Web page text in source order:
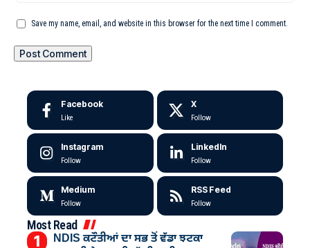
Save my name, email, and website in this browser for the next time I comment.
Facebook
Like
X
Follow
Instagram
Follow
LinkedIn
Follow
Medium
Follow
RSS Feed
Follow
Most Read
NDIS ਕਟੌਤੀਆਂ ਦਾ ਸਭ ਤੋਂ ਵੱਡਾ ਝਟਕਾ